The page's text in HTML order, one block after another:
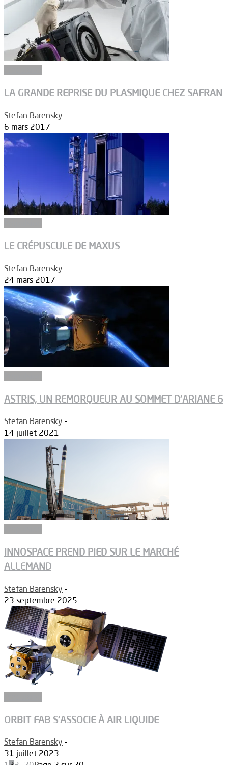
LA GRANDE REPRISE DU PLASMIQUE CHEZ SAFRAN
Stefan Barensky -
6 mars 2017
LE CRÉPUSCULE DE MAXUS
Stefan Barensky -
24 mars 2017
ASTRIS, UN REMORQUEUR AU SOMMET D’ARIANE 6
Stefan Barensky -
14 juillet 2021
INNOSPACE PREND PIED SUR LE MARCHÉ
ALLEMAND
Stefan Barensky -
23 septembre 2025
ORBIT FAB S’ASSOCIE À AIR LIQUIDE
Stefan Barensky -
31 juillet 2023